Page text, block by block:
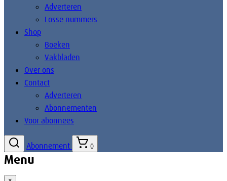
Adverteren
Losse nummers
Shop
Boeken
Vakbladen
Over ons
Contact
Adverteren
Abonnementen
Voor abonnees
Abonnement 0
Menu